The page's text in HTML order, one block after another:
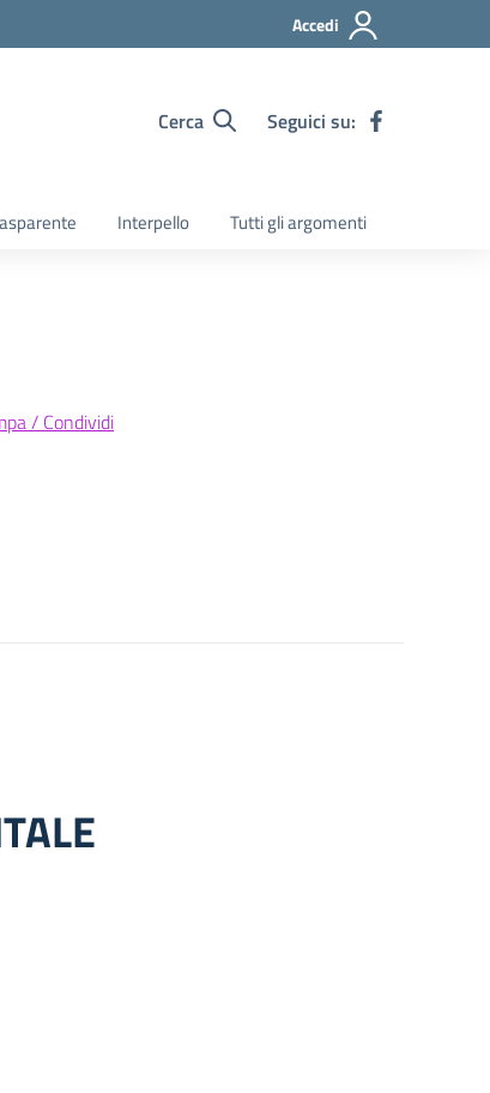
Accedi
Cerca Seguici su:
Interpello Tutti gli argomenti
/ Condividi